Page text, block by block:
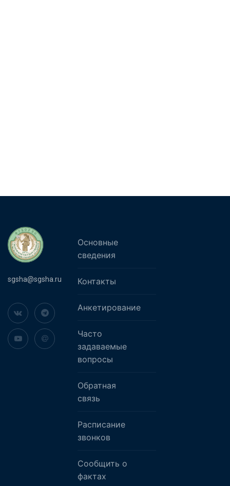
sgsha@sgsha.ru
Основные
сведения
Контакты
Анкетирование
Часто
задаваемые
вопросы
Обратная
связь
Расписание
звонков
Сообщить о
фактах